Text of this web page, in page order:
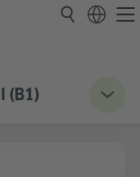
(B1)